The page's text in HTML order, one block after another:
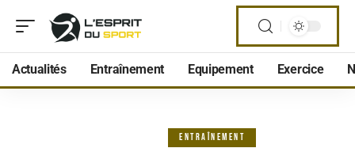
Actualités Entraînement Equipement Exercice
ENTRAÎNEMENT